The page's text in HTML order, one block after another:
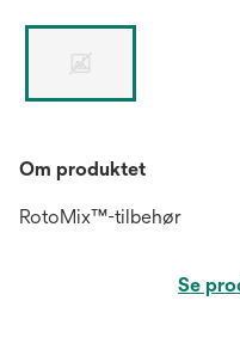
Om produktet
RotoMix™-tilbehør
Se